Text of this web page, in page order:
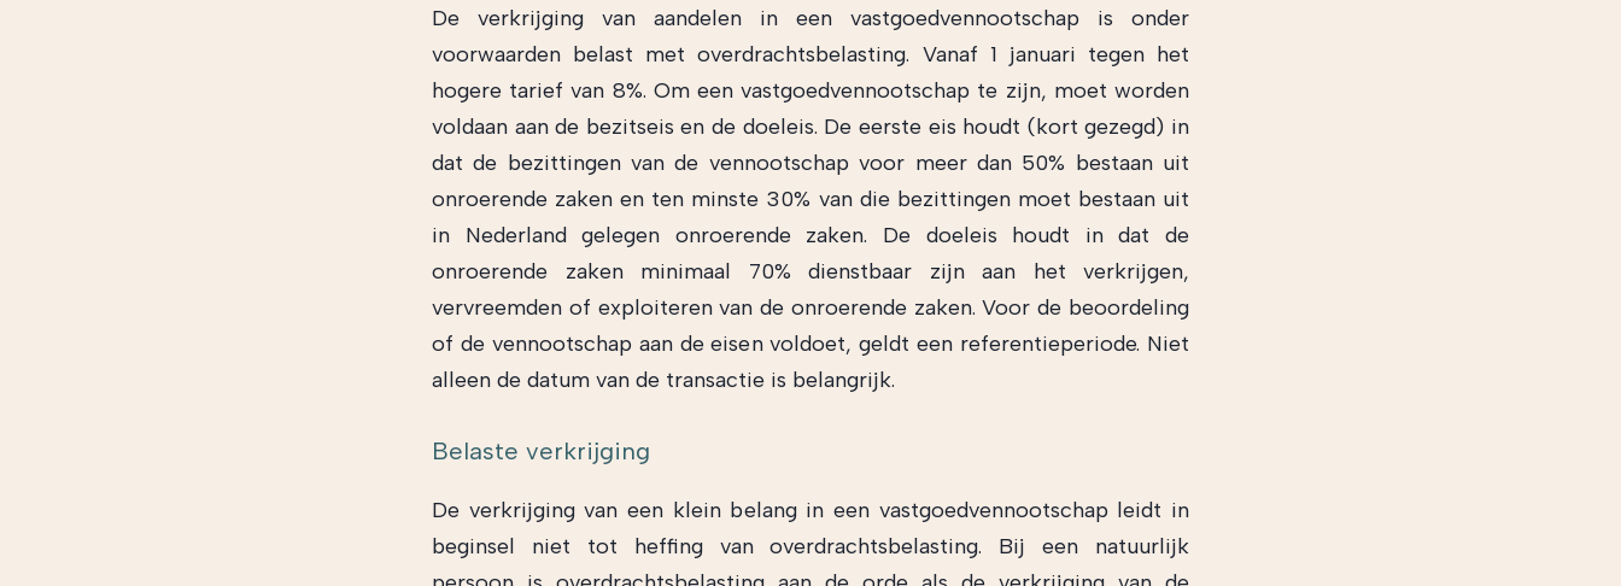
De verkrijging van aandelen in een vastgoedvennootschap is onder
voorwaarden belast met overdrachtsbelasting. Vanaf 1 januari tegen het
hogere tarief van 8%. Om een vastgoedvennootschap te zijn, moet worden
voldaan aan de bezitseis en de doeleis. De eerste eis houdt (kort gezegd) in
dat de bezittingen van de vennootschap voor meer dan 50% bestaan uit
onroerende zaken en ten minste 30% van die bezittingen moet bestaan uit
in Nederland gelegen onroerende zaken. De doeleis houdt in dat de
onroerende zaken minimaal 70% dienstbaar zijn aan het verkrijgen,
vervreemden of exploiteren van de onroerende zaken. Voor de beoordeling
of de vennootschap aan de eisen voldoet, geldt een referentieperiode. Niet
alleen de datum van de transactie is belangrijk.
Belaste verkrijging
De verkrijging van een klein belang in een vastgoedvennootschap leidt in
beginsel niet tot heffing van overdrachtsbelasting. Bij een natuurlijk